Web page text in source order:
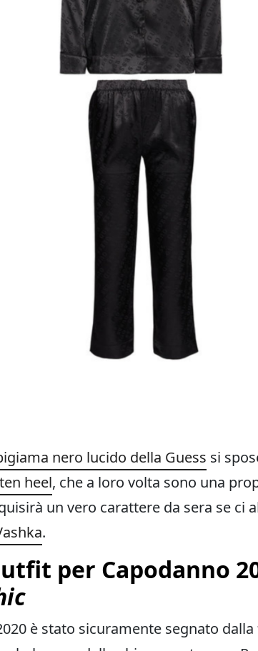
nero lucido della Guess si
heel, che a loro volta sono una
un vero carattere da sera se ci
.
per Capodanno
è stato sicuramente segnato